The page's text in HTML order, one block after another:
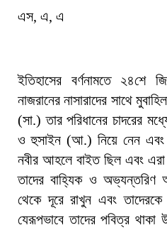
এস, এ, এ
ইতিহাসের বর্ণনামতে ২৪শে
নাজরানের নাসারাদের সাথে
(সা.) তার পরিধানের চাদরের
ও হুসাইন (আ.) নিয়ে নেন
নবীর আহলে বাইত ছিল এবং
তাদের বাহ্যিক ও অভ্যন্তরিণ
থেকে দূরে রাখুন এবং
যেরূপভাবে তাদের পবিত্র